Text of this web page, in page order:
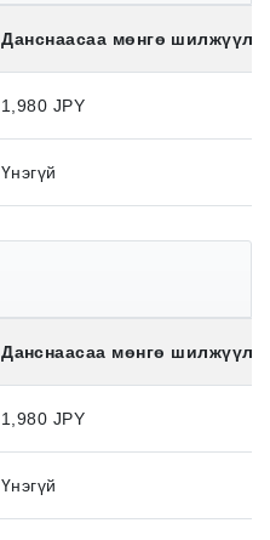
Данснаасаа мөнгө
1,980 JPY
Үнэгүй
Данснаасаа мөнгө
1,980 JPY
Үнэгүй